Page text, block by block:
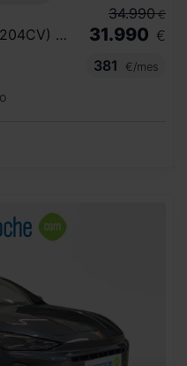
SP 1.5 TSI E HYBRID 150W (204CV) DSG
34.990 €
31.990 €
381
€/mes